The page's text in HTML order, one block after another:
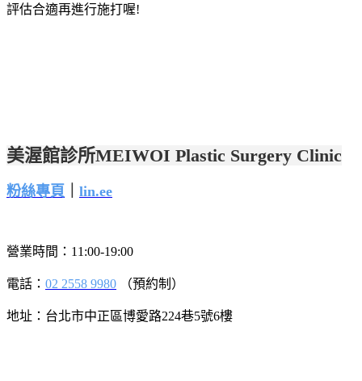
評估合適再進行施打喔!
美渥館診所MEIWOI Plastic Surgery Clinic
粉絲專頁 lin.ee
營業時間：11:00-19:00
電話： 02 2558 9980 （預約制）
地址：台北市中正區博愛路224巷5號6樓